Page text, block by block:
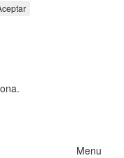
Menu